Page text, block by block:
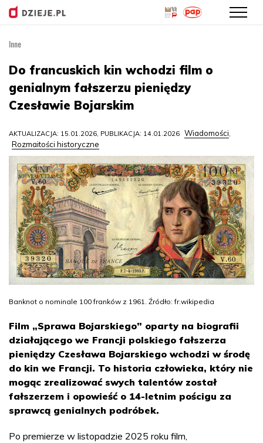
treści
Inne
Do francuskich kin wchodzi film o
genialnym fałszerzu pieniędzy
Czesławie Bojarskim
AKTUALIZACJA: 15.01.2026, PUBLIKACJA: 14.01.2026 Wiadomości,
Rozmaitości historyczne
Banknot o nominale 100 franków z 1961. Źródło: fr.wikipedia
Film „Sprawa Bojarskiego” oparty na biografii
działającego we Francji polskiego fałszerza
pieniędzy Czesława Bojarskiego wchodzi w środę
do kin we Francji. To historia człowieka, który nie
mogąc zrealizować swych talentów został
fałszerzem i opowieść o 14-letnim pościgu za
sprawcą genialnych podróbek.
Po premierze w listopadzie 2025 roku film,